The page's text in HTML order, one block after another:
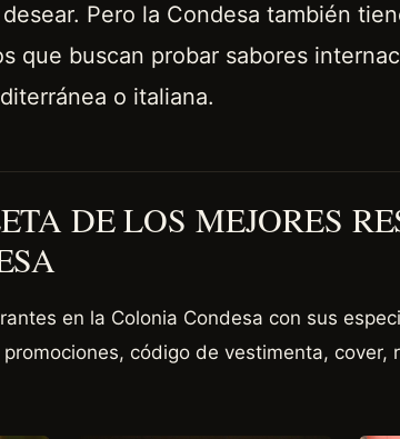
Pero la Condesa también
que buscan probar sabores
o italiana.
DE LOS MEJORES
en la Colonia Condesa con sus
código de vestimenta, cover,